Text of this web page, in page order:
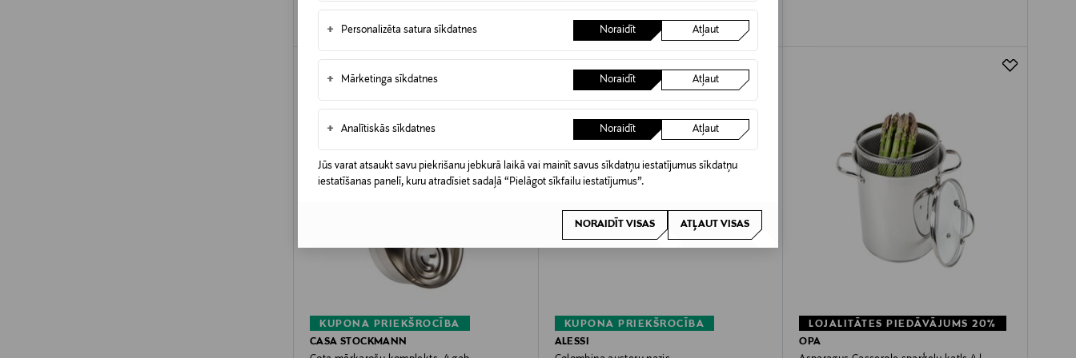
+ Personalizēta satura sīkdatnes Noraidīt Atļaut
+ Mārketinga sīkdatnes Noraidīt Atļaut
+ Analītiskās sīkdatnes Noraidīt Atļaut
Jūs varat atsaukt savu piekrišanu jebkurā laikā vai mainīt savus sīkdatņu iestatījumus sīkdatņu
iestatīšanas panelī, kuru atradīsiet sadaļā “Pielāgot sīkfailu iestatījumus”.
NORAIDĪT VISAS ATĻAUT VISAS
KUPONA PRIEKŠROCĪBA
CASA STOCKMANN
KUPONA PRIEKŠROCĪBA
ALESSI
LOJALITĀTES PIEDĀVĀJUMS 20%
OPA